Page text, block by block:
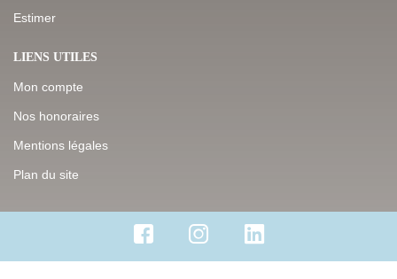
Estimer
LIENS UTILES
Mon compte
Nos honoraires
Mentions légales
Plan du site